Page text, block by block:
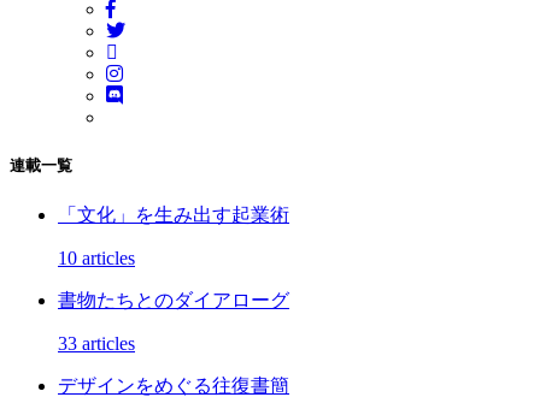
連載一覧
「文化」を生み出す起業術
10 articles
書物たちとのダイアローグ
33 articles
デザインをめぐる往復書簡